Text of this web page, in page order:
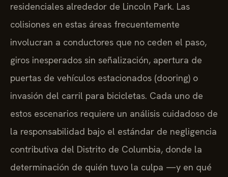
residenciales alrededor de Lincoln Park. Las
colisiones en estas áreas frecuentemente
involucran a conductores que no ceden el paso,
giros inesperados sin señalización, apertura de
puertas de vehículos estacionados (dooring) o
invasión del carril para bicicletas. Cada uno de
estos escenarios requiere un análisis cuidadoso de
la responsabilidad bajo el estándar de negligencia
contributiva del Distrito de Columbia, donde la
determinación de quién tuvo la culpa —y en qué